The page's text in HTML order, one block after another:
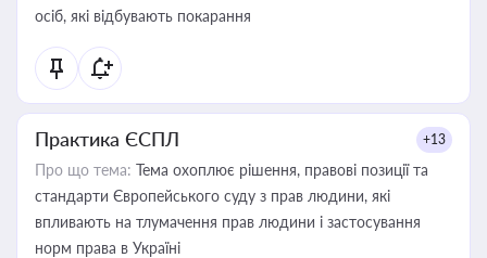
осіб, які відбувають покарання
Практика ЄСПЛ +13
Про що тема: Тема охоплює рішення, правові позиції та
стандарти Європейського суду з прав людини, які
впливають на тлумачення прав людини і застосування
норм права в Україні